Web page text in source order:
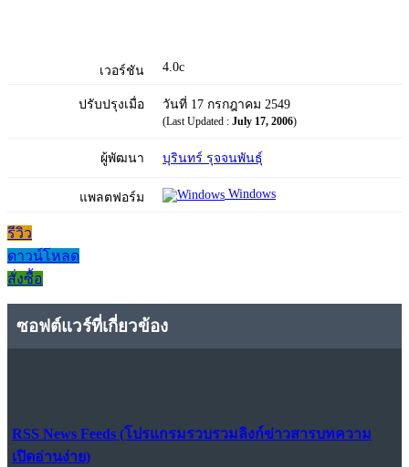
เวอร์ชัน 4.0c
ปรับปรุงเมื่อ วันที่ 17 กรกฎาคม 2549
(Last Updated : July 17, 2006)
ผู้พัฒนา บุรินทร์ รุจจนพันธุ์
แพลตฟอร์ม Windows
รีวิว
ดาวน์โหลด
สั่งซื้อ
ซอฟต์แวร์ที่เกี่ยวข้อง
RSS News Feeds (โปรแกรมรวบรวมลิงก์ข่าวสารบทความ
เปิดอ่านง่าย)